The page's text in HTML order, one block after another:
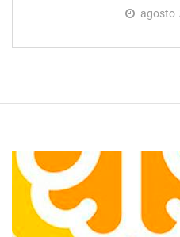
agosto